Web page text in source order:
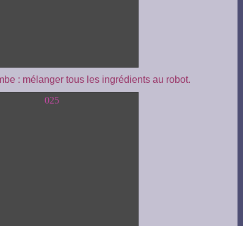
: mélanger tous les ingrédients au robot.